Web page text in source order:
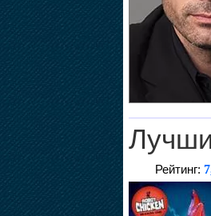
Рейтинг: